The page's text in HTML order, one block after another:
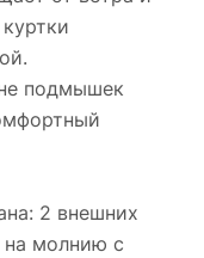
подмышек
2 внешних
на молнию с